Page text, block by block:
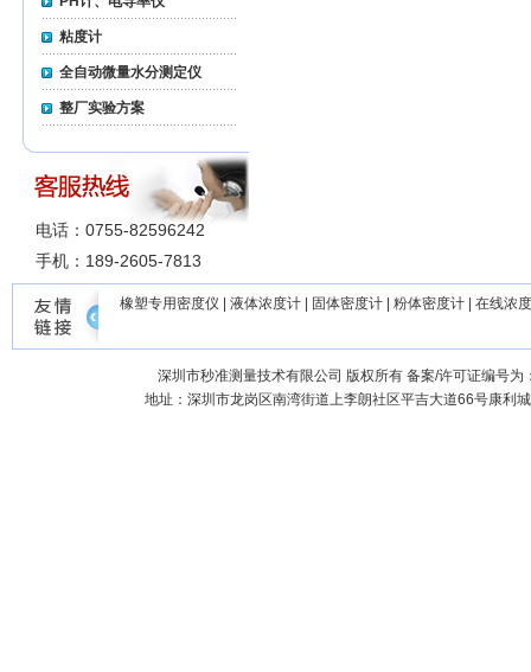
粘度计
全自动微量水分测定仪
整厂实验方案
电话：0755-82596242
手机：189-2605-7813
橡塑专用密度仪 液体浓度计 固体密度计 粉体密度计 在线浓
深圳市秒准测量技术有限公司 版权所有 备案/许可证编号为
地址：深圳市龙岗区南湾街道上李朗社区平吉大道66号康利